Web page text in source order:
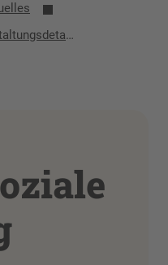
Veranstaltungsdetails